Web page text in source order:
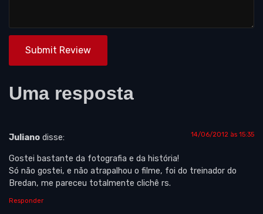
Submit Review
Uma resposta
Juliano disse: 14/06/2012 às 15:35
Gostei bastante da fotografia e da história!
Só não gostei, e não atrapalhou o filme, foi do treinador do
Bredan, me pareceu totalmente clichê rs.
Responder